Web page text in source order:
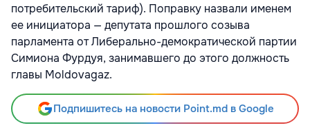
потребительский тариф). Поправку назвали именем
ее инициатора — депутата прошлого созыва
парламента от Либерально-демократической партии
Симиона Фурдуя, занимавшего до этого должность
главы Moldovagaz.
Подпишитесь на новости Point.md в Google